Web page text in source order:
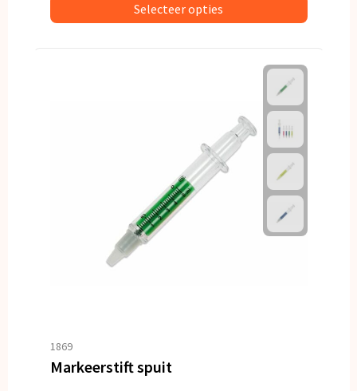
Selecteer opties
1869
Markeerstift spuit